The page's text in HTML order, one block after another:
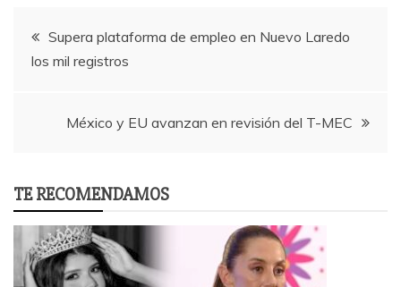
Post
navigation
Supera plataforma de empleo en Nuevo Laredo
los mil registros
México y EU avanzan en revisión del T-MEC
TE RECOMENDAMOS